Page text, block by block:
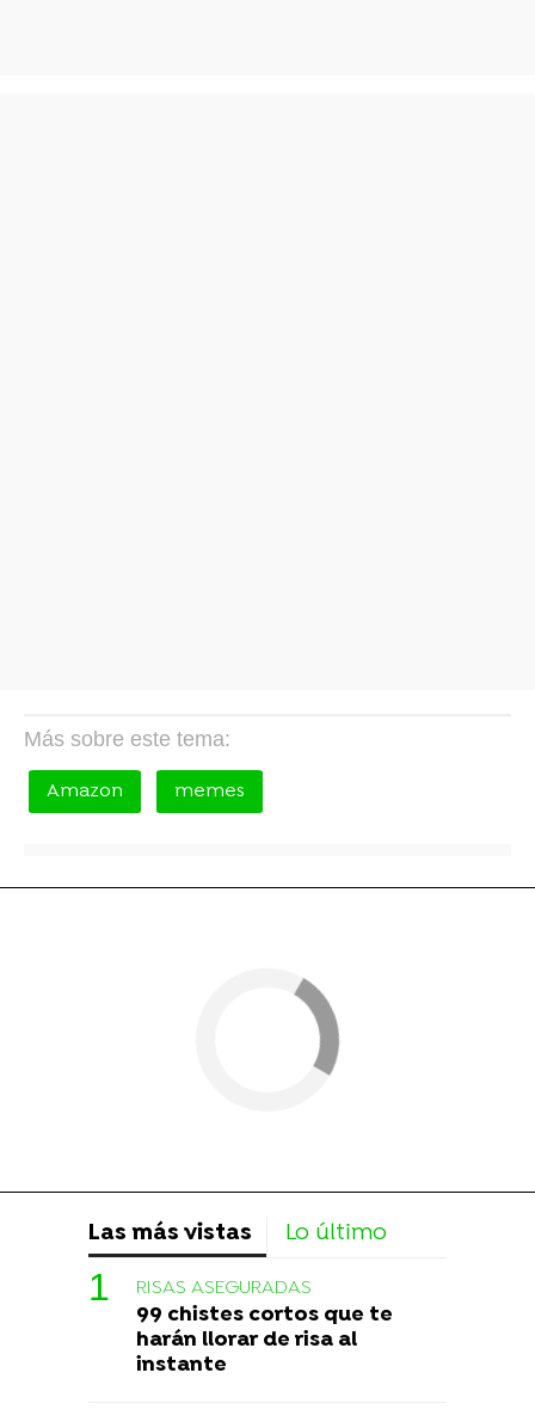
Más sobre este tema:
Amazon memes
Las más vistas Lo último
RISAS ASEGURADAS
99 chistes cortos que te
harán llorar de risa al
instante